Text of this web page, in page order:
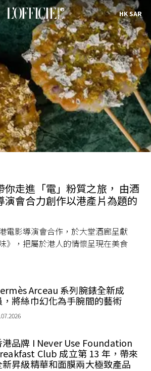
HK SAR
你走進「電」粉質之旅， 由酒
演會合力創作以港產片為題的
電影導演會合作，於大堂酒廊呈獻
》，把屬於港人的情懷呈現在美食
Arceau 系列腕錶全新成
，將絲巾幻化為手腕間的藝術
港品牌 I Never Use Foundation
Club 成立第 13 年，帶來
新昇級精華和面膜兩大極致產品